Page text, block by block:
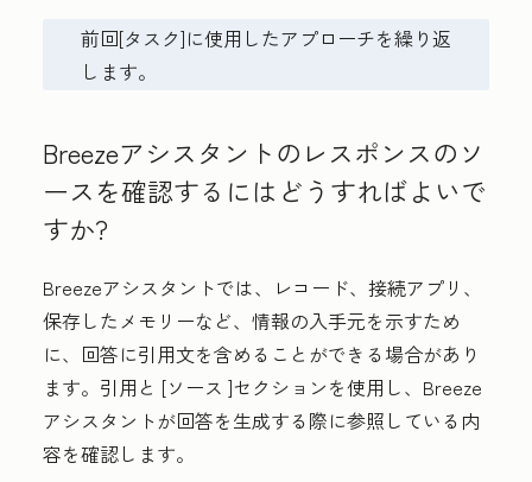
前回[タスク]に使用したアプローチを繰り返
します。
Breezeアシスタントのレスポンスのソ
ースを確認するにはどうすればよいで
すか?
Breezeアシスタントでは、レコード、接続アプリ、
保存したメモリーなど、情報の入手元を示すため
に、回答に引用文を含めることができる場合があり
ます。引用と [ソース ]セクションを使用し、Breeze
アシスタントが回答を生成する際に参照している内
容を確認します。